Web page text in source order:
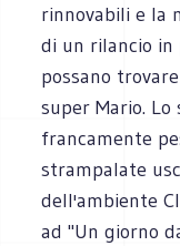
rinnovabili e la
di un rilancio in
possano
super Mario. Lo
francamente
strampalate
dell'ambiente
ad "Un giorno